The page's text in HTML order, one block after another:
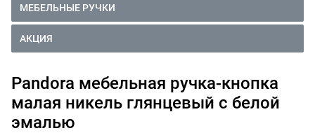
МЕБЕЛЬНЫЕ РУЧКИ
АКЦИЯ
Pandora мебельная ручка-кнопка
малая никель глянцевый с белой
эмалью